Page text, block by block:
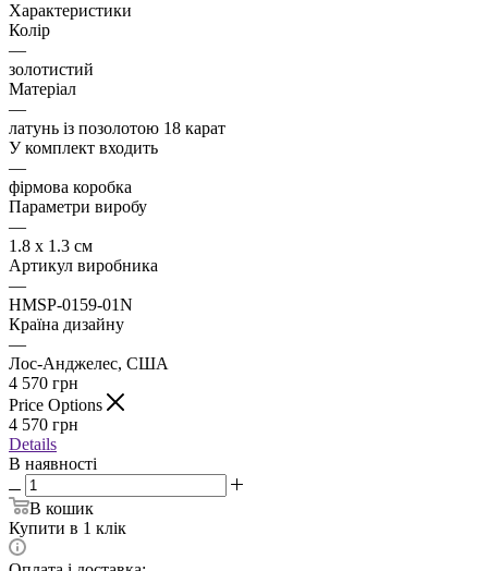
Характеристики
Колір
—
золотистий
Матеріал
—
латунь із позолотою 18 карат
У комплект входить
—
фірмова коробка
Параметри виробу
—
1.8 x 1.3 см
Артикул виробника
—
HMSP-0159-01N
Країна дизайну
—
Лос-Анджелес, США
4 570 грн
Price Options
4 570 грн
Details
В наявності
В кошик
Купити в 1 клік